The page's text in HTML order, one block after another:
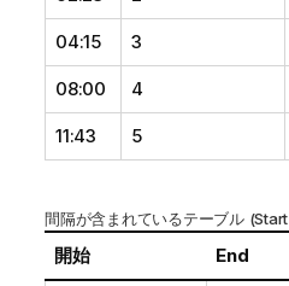
04:15 3
08:00 4
11:43 5
間隔が含まれているテーブル (Start
開始 End